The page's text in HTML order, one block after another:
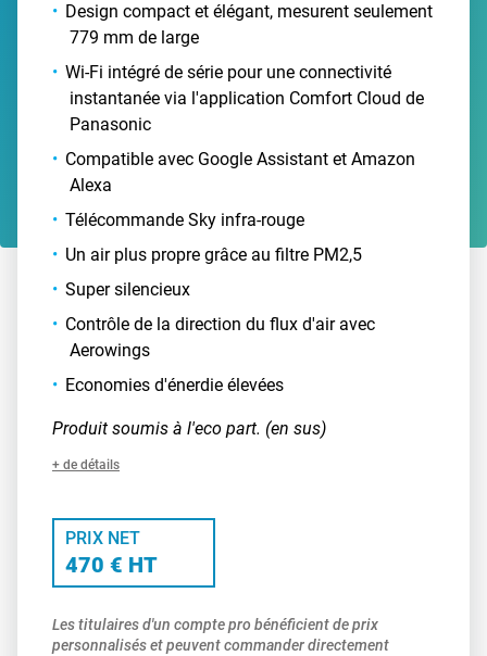
Design compact et élégant, mesurent seulement
779 mm de large
Wi-Fi intégré de série pour une connectivité
instantanée via l'application Comfort Cloud de
Panasonic
Compatible avec Google Assistant et Amazon
Alexa
Télécommande Sky infra-rouge
Un air plus propre grâce au filtre PM2,5
Super silencieux
Contrôle de la direction du flux d'air avec
Aerowings
Economies d'énerdie élevées
Produit soumis à l'eco part. (en sus)
+ de détails
PRIX NET
470 € HT
Les titulaires d'un compte pro bénéficient de prix
personnalisés et peuvent commander directement